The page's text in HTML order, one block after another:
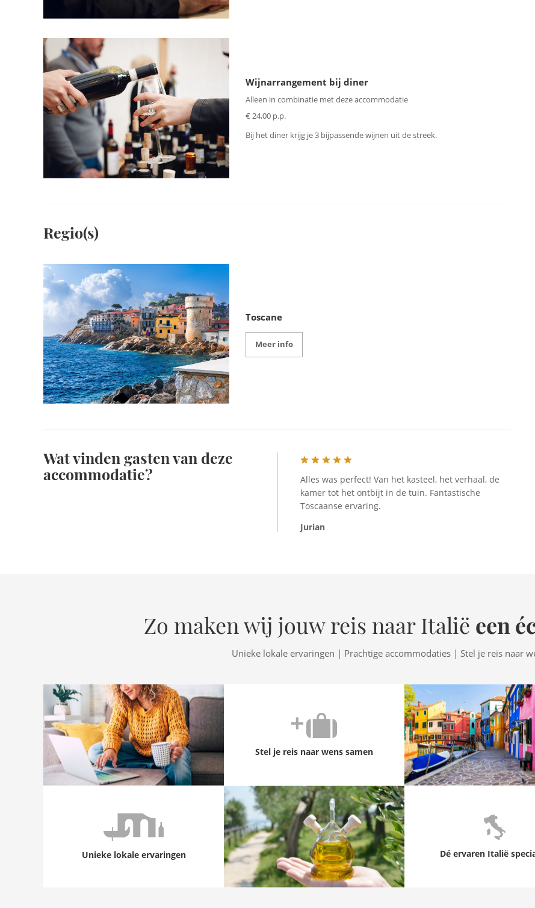
Wijnarrangement bij diner
Alleen in combinatie met deze accommodatie
€ 24,00 p.p.
Bij het diner krijg je 3 bijpassende wijnen uit de streek.
Regio(s)
Toscane
Meer info
Wat vinden gasten van deze
accommodatie?
Alles was perfect! Van het kasteel, het verhaal, de
kamer tot het ontbijt in de tuin. Fantastische
Toscaanse ervaring.
Jurian
Zo maken wij jouw reis naar Italië een
Unieke lokale ervaringen | Prachtige accommodaties | Stel je reis naar
Stel je reis naar wens samen
Unieke lokale ervaringen Dé ervaren Italië